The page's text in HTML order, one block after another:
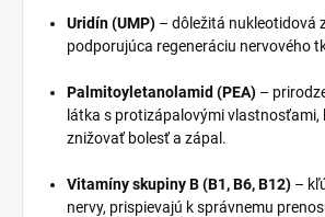
Uridín (UMP) – dôležitá nukleotidová
podporujúca regeneráciu nervového
Palmitoyletanolamid (PEA) –
látka s protizápalovými vlastnosťami,
znižovať bolesť a zápal.
Vitamíny skupiny B (B1, B6, B12) –
nervy, prispievajú k správnemu